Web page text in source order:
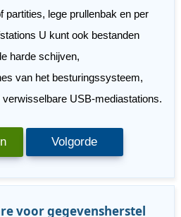
partities, lege prullenbak en per
U kunt ook bestanden
harde schijven,
van het besturingssysteem,
USB-mediastations.
Volgorde
voor gegevensherstel